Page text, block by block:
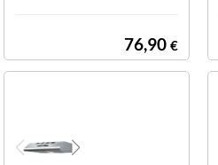
00/900 mm - Cl
76,90 €